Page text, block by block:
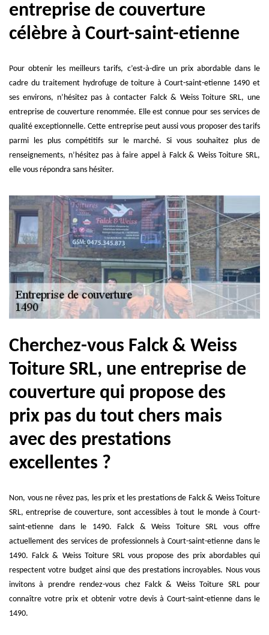
entreprise de couverture
célèbre à Court-saint-etienne
Pour obtenir les meilleurs tarifs, c’est-à-dire un prix abordable dans le
cadre du traitement hydrofuge de toiture à Court-saint-etienne 1490 et
ses environs, n’hésitez pas à contacter Falck & Weiss Toiture SRL, une
entreprise de couverture renommée. Elle est connue pour ses services de
qualité exceptionnelle. Cette entreprise peut aussi vous proposer des tarifs
parmi les plus compétitifs sur le marché. Si vous souhaitez plus de
renseignements, n’hésitez pas à faire appel à Falck & Weiss Toiture SRL,
elle vous répondra sans hésiter.
Cherchez-vous Falck & Weiss
Toiture SRL, une entreprise de
couverture qui propose des
prix pas du tout chers mais
avec des prestations
excellentes ?
Non, vous ne rêvez pas, les prix et les prestations de Falck & Weiss Toiture
SRL, entreprise de couverture, sont accessibles à tout le monde à Court-
saint-etienne dans le 1490. Falck & Weiss Toiture SRL vous offre
actuellement des services de professionnels à Court-saint-etienne dans le
1490. Falck & Weiss Toiture SRL vous propose des prix abordables qui
respectent votre budget ainsi que des prestations incroyables. Nous vous
invitons à prendre rendez-vous chez Falck & Weiss Toiture SRL pour
connaître votre prix et obtenir votre devis à Court-saint-etienne dans le
1490.